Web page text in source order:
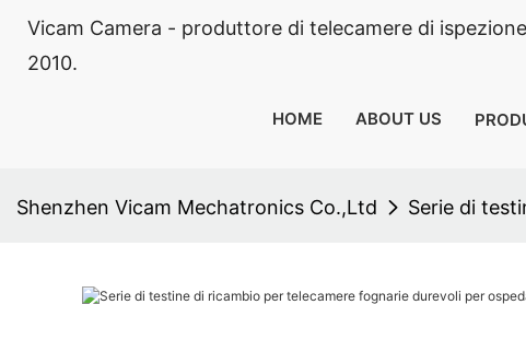
Vicam Camera - produttore di telecamere di
2010.
HOME ABOUT US
Shenzhen Vicam Mechatronics Co.,Ltd Serie di